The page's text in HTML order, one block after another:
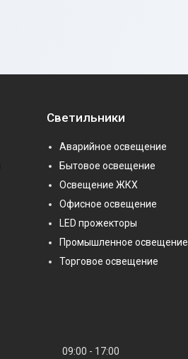
Светильники
Аварийное освещение
Бытовое освещение
Освещение ЖКХ
Офисное освещение
LED прожекторы
Промышленное освещение
Торговое освещение
09:00 17:00